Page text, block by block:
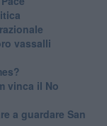
vassalli
vinca il No
a guardare San